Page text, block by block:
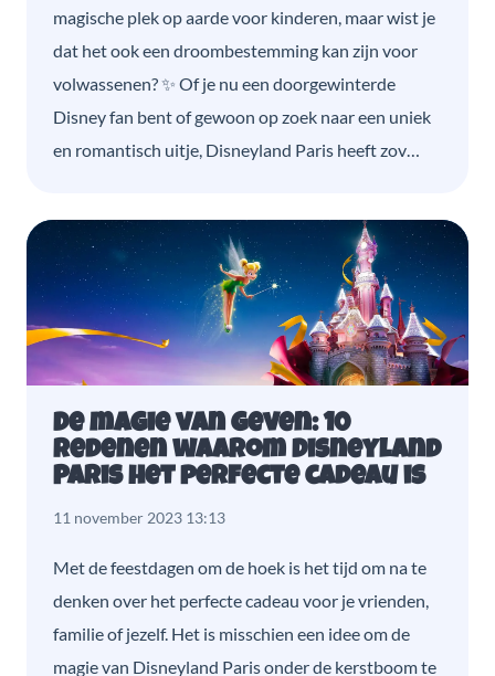
magische plek op aarde voor kinderen, maar wist je
dat het ook een droombestemming kan zijn voor
volwassenen? ✨ Of je nu een doorgewinterde
Disney fan bent of gewoon op zoek naar een uniek
en romantisch uitje, Disneyland Paris heeft zov…
De magie van geven: 10
redenen waarom Disneyland
Paris het perfecte cadeau is
11 november 2023 13:13
Met de feestdagen om de hoek is het tijd om na te
denken over het perfecte cadeau voor je vrienden,
familie of jezelf. Het is misschien een idee om de
magie van Disneyland Paris onder de kerstboom te